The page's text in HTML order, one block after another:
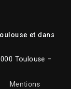
et dans
Toulouse –
Mentions